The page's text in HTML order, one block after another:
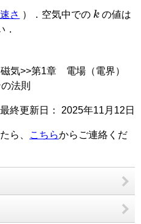
さ ）．空気中での
k
の値は
気>>第1章 電場（電界）
法則
最終更新日： 2025年11月12日
ら、 こちらからご連絡くだ